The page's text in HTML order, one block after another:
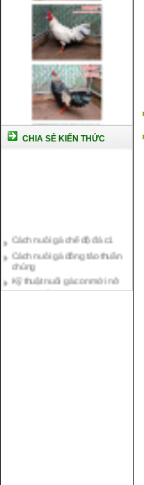
CHIA SẺ KIẾN THỨC
Cách nuôi gà đông tảo thuần
Kỹ thuật nuôi gà con mới nở
Hướng dẫn nuôi gà đá
Tại sao bạn cần biết cách nuôi